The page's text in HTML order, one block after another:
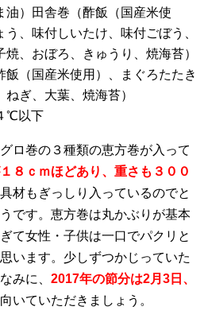
油）田舎巻（酢飯（国産米使
う、味付しいたけ、味付ごぼう、
、おぼろ、きゅうり、焼海苔）
飯（国産米使用）、まぐろたたき
ぎ、大葉、焼海苔）
℃以下
ロ巻の３種類の恵方巻が入って
８ｃｍほどあり、重さも３００
具材もぎっしり入っているのでと
です。恵方巻は丸かぶりが基本
て女性・子供は一口でパクリと
います。少しずつかじっていた
みに、 2017年の節分は2月3日、
いていただきましょう。